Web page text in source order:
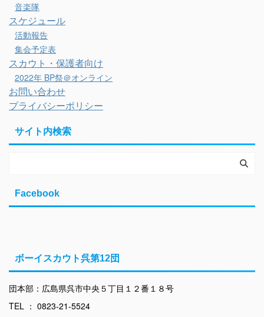
音楽隊
スケジュール
活動報告
集会予定表
スカウト・保護者向け
2022年 BP祭＠オンライン
お問い合わせ
プライバシーポリシー
サイト内検索
Facebook
ボーイスカウト呉第12団
団本部：広島県呉市中央５丁目１２番１８号
TEL ： 0823-21-5524